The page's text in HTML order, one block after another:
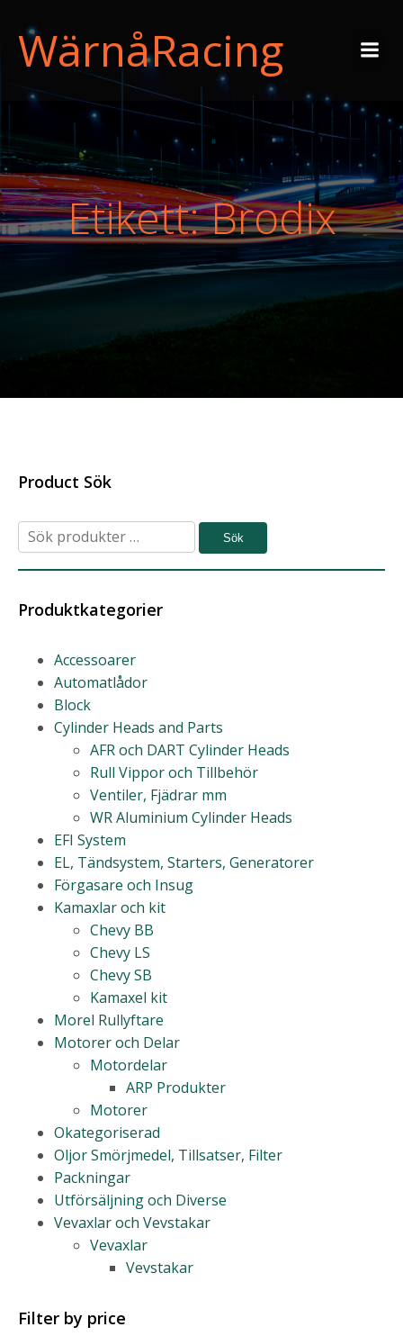
WärnåRacing
Etikett: Brodix
Product Sök
Sök
efter:
Sök
Produktkategorier
Accessoarer
Automatlådor
Block
Cylinder Heads and Parts
AFR och DART Cylinder Heads
Rull Vippor och Tillbehör
Ventiler, Fjädrar mm
WR Aluminium Cylinder Heads
EFI System
EL, Tändsystem, Starters, Generatorer
Förgasare och Insug
Kamaxlar och kit
Chevy BB
Chevy LS
Chevy SB
Kamaxel kit
Morel Rullyftare
Motorer och Delar
Motordelar
ARP Produkter
Motorer
Okategoriserad
Oljor Smörjmedel, Tillsatser, Filter
Packningar
Utförsäljning och Diverse
Vevaxlar och Vevstakar
Vevaxlar
Vevstakar
Filter by price